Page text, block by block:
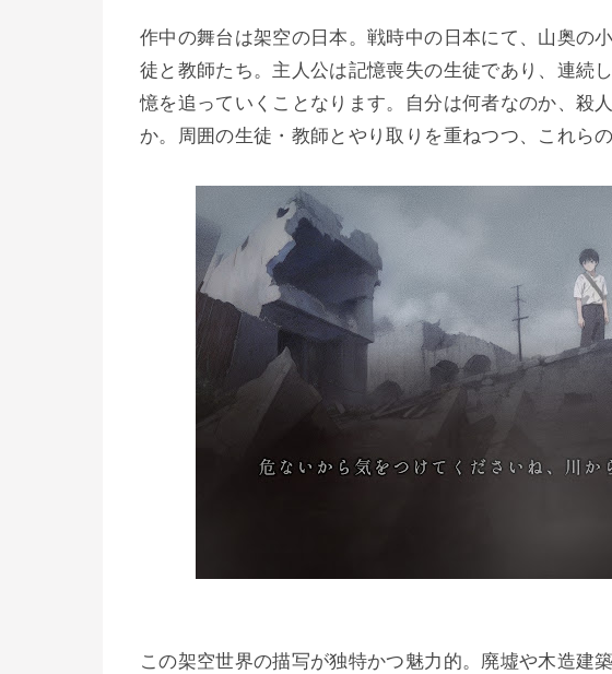
作中の舞台は架空の日本。戦時中の日本にて、山奥の
徒と教師たち。主人公は記憶喪失の生徒であり、連続
憶を追っていくことなります。自分は何者なのか、殺
か。周囲の生徒・教師とやり取りを重ねつつ、これら
この架空世界の描写が独特かつ魅力的。廃墟や木造建